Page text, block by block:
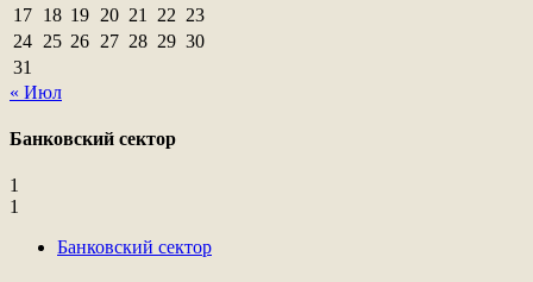
17 18 19 20 21 22 23
24 25 26 27 28 29 30
31
« Июл
Банковский сектор
1
1
Банковский сектор